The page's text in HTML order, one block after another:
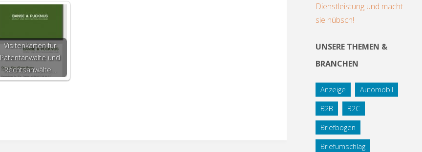
Visitenkarten für
Patentanwälte und
Rechtsanwälte…
Dienstleistung und macht
sie hübsch!
UNSERE THEMEN &
BRANCHEN
Anzeige Automobil
B2B B2C
Briefbogen
Briefumschlag